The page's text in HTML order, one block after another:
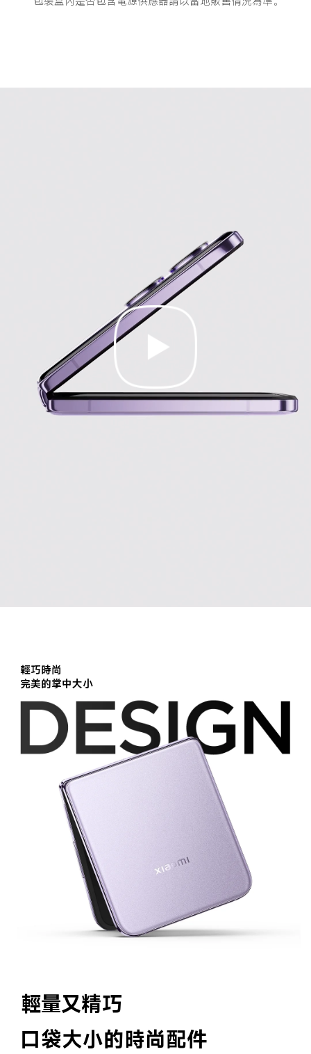
完美的掌中大小
輕量又精巧
口袋大小的時尚配件